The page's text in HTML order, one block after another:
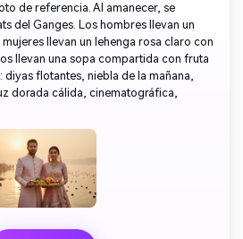
de referencia. Al amanecer, se
del Ganges. Los hombres llevan un
llevan un lehenga rosa claro con
llevan una sopa compartida con fruta
flotantes, niebla de la mañana,
dorada cálida, cinematográfica,